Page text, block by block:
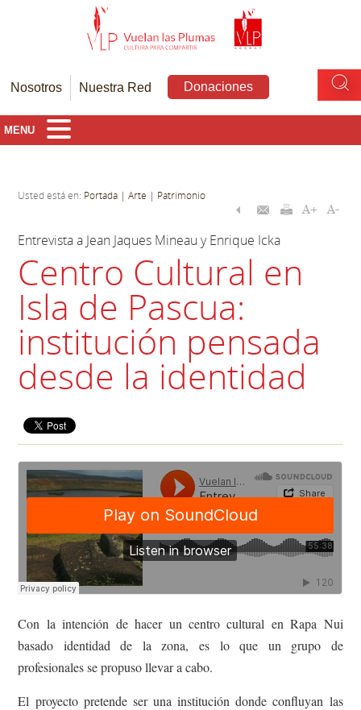
Nosotros Nuestra Red Donaciones
MENU
Usted está en: Portada | Arte | Patrimonio
Entrevista a Jean Jaques Mineau y Enrique Icka
Centro Cultural en
Isla de Pascua:
institución pensada
desde la identidad
Con la intención de hacer un centro cultural en Rapa Nui
basado identidad de la zona, es lo que un grupo de
profesionales se propuso llevar a cabo.
El proyecto pretende ser una institución donde confluyan las